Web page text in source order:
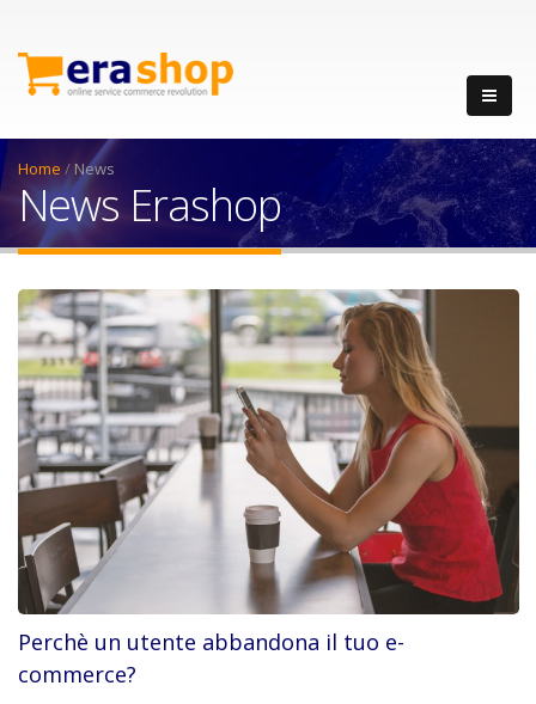
Home /News
News Erashop
Perchè un utente abbandona il tuo e-
commerce?